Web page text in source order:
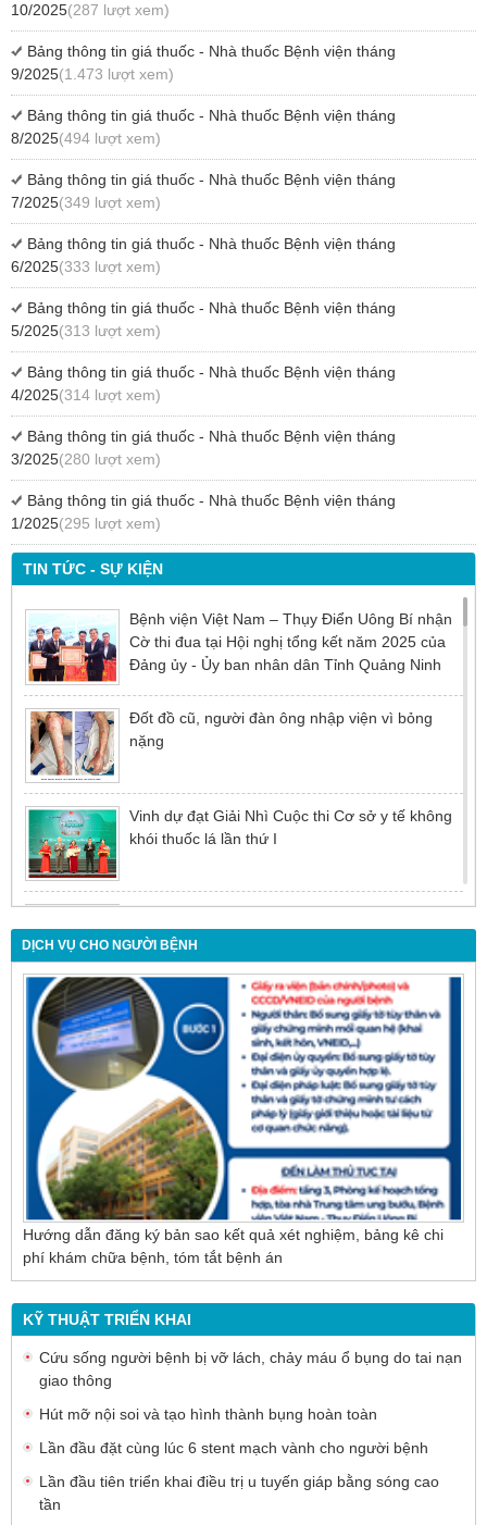
TIN TỨC - SỰ KIỆN
Bệnh viện Việt Nam – Thụy Điển Uông Bí nhận
Cờ thi đua tại Hội nghị tổng kết năm 2025 của
Đảng ủy - Ủy ban nhân dân Tỉnh Quảng Ninh
Đốt đồ cũ, người đàn ông nhập viện vì bỏng
nặng
Vinh dự đạt Giải Nhì Cuộc thi Cơ sở y tế không
khói thuốc lá lần thứ I
chậm trễ
Nội soi mật tụy ngược dòng – Giải pháp tối ưu
cho người bệnh sỏi ống mật chủ
DỊCH VỤ CHO NGƯỜI BỆNH
Hướng dẫn đăng ký bản sao kết quả xét nghiệm, bảng kê chi
phí khám chữa bệnh, tóm tắt bệnh án
KỸ THUẬT TRIỂN KHAI
Cứu sống người bệnh bị vỡ lách, chảy máu ổ bụng do tai nạn
giao thông
Hút mỡ nội soi và tạo hình thành bụng hoàn toàn
Lần đầu đặt cùng lúc 6 stent mạch vành cho người bệnh
Lần đầu tiên triển khai điều trị u tuyến giáp bằng sóng cao
tần
10/2025(287 lượt xem)
Bảng thông tin giá thuốc - Nhà thuốc Bệnh viện tháng
9/2025(1.473 lượt xem)
Bảng thông tin giá thuốc - Nhà thuốc Bệnh viện tháng
8/2025(494 lượt xem)
Bảng thông tin giá thuốc - Nhà thuốc Bệnh viện tháng
7/2025(349 lượt xem)
Bảng thông tin giá thuốc - Nhà thuốc Bệnh viện tháng
6/2025(333 lượt xem)
Bảng thông tin giá thuốc - Nhà thuốc Bệnh viện tháng
5/2025(313 lượt xem)
Bảng thông tin giá thuốc - Nhà thuốc Bệnh viện tháng
4/2025(314 lượt xem)
Bảng thông tin giá thuốc - Nhà thuốc Bệnh viện tháng
3/2025(280 lượt xem)
Bảng thông tin giá thuốc - Nhà thuốc Bệnh viện tháng
1/2025(295 lượt xem)